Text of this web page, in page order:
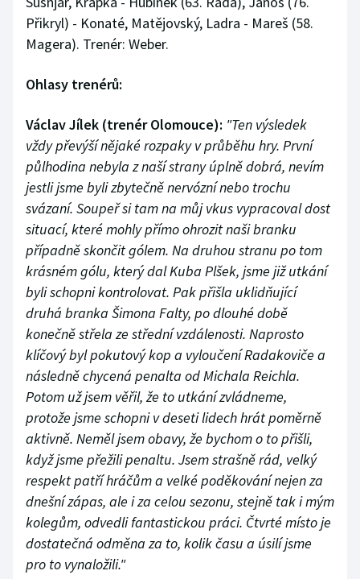
Přikryl) - Konaté, Matějovský, Ladra - Mareš (58.
Magera). Trenér: Weber.
Ohlasy trenérů:
Václav Jílek (trenér Olomouce): "Ten výsledek
vždy převýší nějaké rozpaky v průběhu hry. První
půlhodina nebyla z naší strany úplně dobrá, nevím
jestli jsme byli zbytečně nervózní nebo trochu
svázaní. Soupeř si tam na můj vkus vypracoval dost
situací, které mohly přímo ohrozit naši branku
případně skončit gólem. Na druhou stranu po tom
krásném gólu, který dal Kuba Plšek, jsme již utkání
byli schopni kontrolovat. Pak přišla uklidňující
druhá branka Šimona Falty, po dlouhé době
konečně střela ze střední vzdálenosti. Naprosto
klíčový byl pokutový kop a vyloučení Radakoviče a
následně chycená penalta od Michala Reichla.
Potom už jsem věřil, že to utkání zvládneme,
protože jsme schopni v deseti lidech hrát poměrně
aktivně. Neměl jsem obavy, že bychom o to přišli,
když jsme přežili penaltu. Jsem strašně rád, velký
respekt patří hráčům a velké poděkování nejen za
dnešní zápas, ale i za celou sezonu, stejně tak i mým
kolegům, odvedli fantastickou práci. Čtvrté místo je
dostatečná odměna za to, kolik času a úsilí jsme
pro to vynaložili."